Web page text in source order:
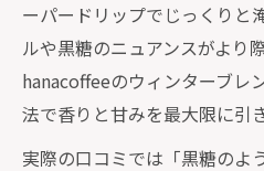
ーパードリップでじっくりと
ルや黒糖のニュアンスがより
hanacoffeeのウィンターブレ
法で香りと甘みを最大限に引
実際の口コミでは「黒糖のよ